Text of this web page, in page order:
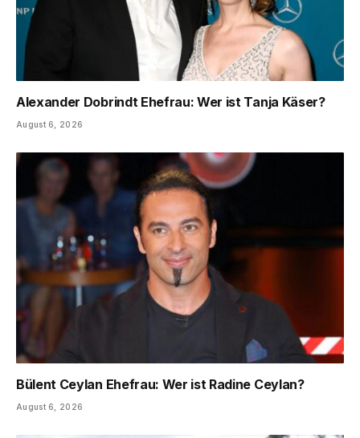
Alexander Dobrindt Ehefrau: Wer ist Tanja Käser?
August 6, 2026
Bülent Ceylan Ehefrau: Wer ist Radine Ceylan?
August 6, 2026